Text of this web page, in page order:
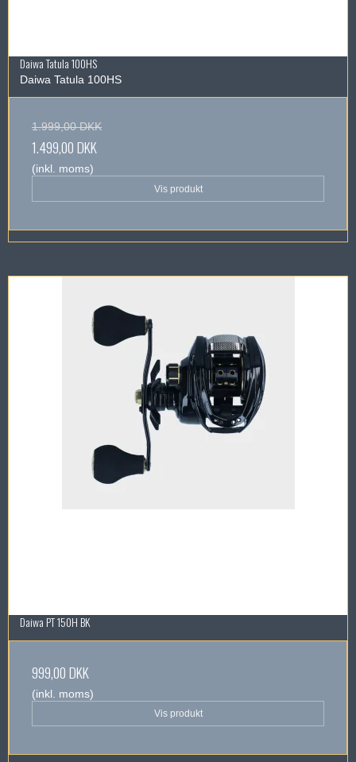
Daiwa Tatula 100HS
Daiwa Tatula 100HS
1.999,00 DKK
1.499,00 DKK
(inkl. moms)
Vis produkt
Daiwa PT 150H BK
999,00 DKK
(inkl. moms)
Vis produkt